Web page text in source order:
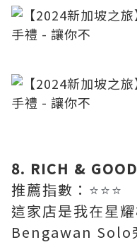
8. RICH &
推薦指數： ⭐⭐⭐
這家店是我在星
Bengawan Solo